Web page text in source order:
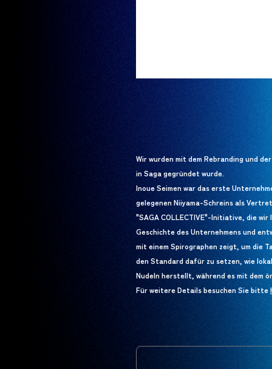
Wir wurden mit dem Rebranding und
in Saga gegründet wurde.
Inoue Seimen war das erste
gelegenen Niiyama-Schreins als
"SAGA COLLECTIVE"-Initiative, die
Geschichte des Unternehmens und
mit einem Spirographen zeigt, um die
den Standard dafür zu setzen, wie
Nudeln herstellt, während es mit dem
Für weitere Details besuchen Sie bitte